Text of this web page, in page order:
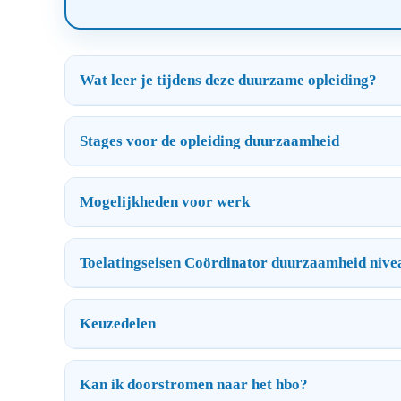
Wat leer je tijdens deze duurzame opleiding?
Stages voor de opleiding duurzaamheid
Mogelijkheden voor werk
Toelatingseisen Coördinator duurzaamheid
Keuzedelen
Kan ik doorstromen naar het hbo?